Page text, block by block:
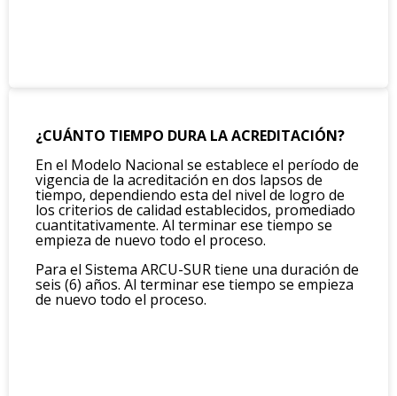
¿CUÁNTO TIEMPO DURA LA ACREDITACIÓN?
En el Modelo Nacional se establece el período de
vigencia de la acreditación en dos lapsos de
tiempo, dependiendo esta del nivel de logro de
los criterios de calidad establecidos, promediado
cuantitativamente. Al terminar ese tiempo se
empieza de nuevo todo el proceso.
Para el Sistema ARCU-SUR tiene una duración de
seis (6) años. Al terminar ese tiempo se empieza
de nuevo todo el proceso.